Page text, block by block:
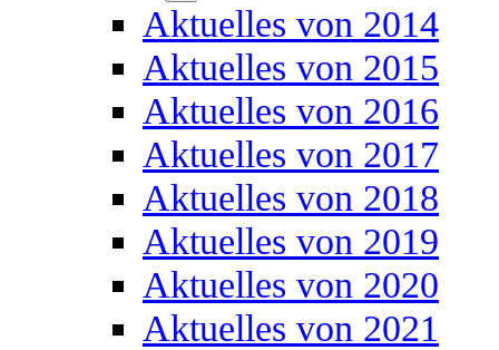
Aktuelles von 2014
Aktuelles von 2015
Aktuelles von 2016
Aktuelles von 2017
Aktuelles von 2018
Aktuelles von 2019
Aktuelles von 2020
Aktuelles von 2021